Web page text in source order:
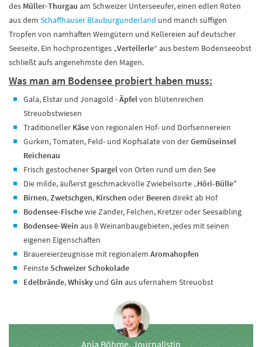
des Müller-Thurgau am Schweizer Unterseeufer, einen edlen Roten
aus dem Schaffhauser Blauburgunderland und manch süffigen
Tropfen von namhaften Weingütern und Kellereien auf deutscher
Seeseite. Ein hochprozentiges „Verteilerle“ aus bestem Bodenseeobst
schließt aufs angenehmste den Magen.
Was man am Bodensee probiert haben muss:
Gala, Elstar und Jonagold -Äpfelvon blütenreichen
Streuobstwiesen
Traditioneller Käsevon regionalen Hof- und Dorfsennereien
Gurken, Tomaten, Feld- und Kopfsalate von derGemüseinsel
Reichenau
Frisch gestochener Spargelvon Orten rund um den See
Die milde, äußerst geschmackvolle Zwiebelsorte „Höri-Bülle"
Birnen,Zwetschgen, Kirschen oder Beeren direkt ab Hof
Bodensee-Fischewie Zander, Felchen, Kretzer oder Seesaibling
Bodensee-Wein aus 8 Weinanbaugebieten, jedes mit seinen
eigenen Eigenschaften
Brauereierzeugnisse mit regionalem Aromahopfen
Feinste Schweizer Schokolade
Edelbrände,Whisky und Gin aus ufernahem Streuobst
Anja Böhme, Journalistin